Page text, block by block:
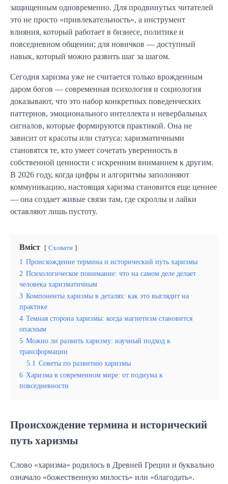
защищенным одновременно. Для продвинутых читателей
это не просто «привлекательность», а инструмент
влияния, который работает в бизнесе, политике и
повседневном общении; для новичков — доступный
навык, который можно развить шаг за шагом.
Сегодня харизма уже не считается только врожденным
даром богов — современная психология и социология
доказывают, что это набор конкретных поведенческих
паттернов, эмоционального интеллекта и невербальных
сигналов, которые формируются практикой. Она не
зависит от красоты или статуса: харизматичными
становятся те, кто умеет сочетать уверенность в
собственной ценности с искренним вниманием к другим.
В 2026 году, когда цифры и алгоритмы заполоняют
коммуникацию, настоящая харизма становится еще ценнее
— она создает живые связи там, где скроллы и лайки
оставляют лишь пустоту.
Вміст Сховати
1 Происхождение термина и исторический путь харизмы
2 Психологическое понимание: что на самом деле делает
человека харизматичным
3 Компоненты харизмы в деталях: как это выглядит на
практике
4 Темная сторона харизмы: когда магнетизм становится
опасным
5 Можно ли развить харизму: научный подход к
трансформации
5.1 Советы по развитию харизмы
6 Харизма в современном мире: от подиума к
повседневности
Происхождение термина и исторический
путь харизмы
Слово «харизма» родилось в Древней Греции и буквально
означало «божественную милость» или «благодать».